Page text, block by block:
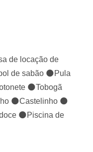
de locação de
de sabão 🌑Pula
🌑Tobogã
🌑Castelinho 🌑
🌑Piscina de